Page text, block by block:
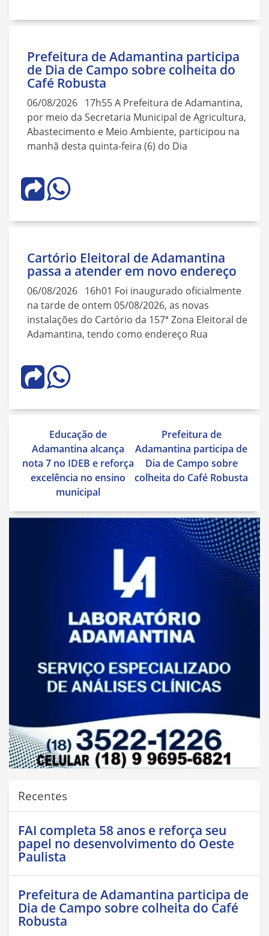
Prefeitura de Adamantina participa
de Dia de Campo sobre colheita do
Café Robusta
06/08/2026 17h55 A Prefeitura de Adamantina,
por meio da Secretaria Municipal de Agricultura,
Abastecimento e Meio Ambiente, participou na
manhã desta quinta-feira (6) do Dia
Cartório Eleitoral de Adamantina
passa a atender em novo endereço
06/08/2026 16h01 Foi inaugurado oficialmente
na tarde de ontem 05/08/2026, as novas
instalações do Cartório da 157ª Zona Eleitoral de
Adamantina, tendo como endereço Rua
Navegação
Post
Educação de
Adamantina alcança
nota 7 no IDEB e reforça
excelência no ensino
municipal
Prefeitura de
Adamantina participa de
Dia de Campo sobre
colheita do Café Robusta
Recentes
FAI completa 58 anos e reforça seu
papel no desenvolvimento do Oeste
Paulista
Prefeitura de Adamantina participa de
Dia de Campo sobre colheita do Café
Robusta